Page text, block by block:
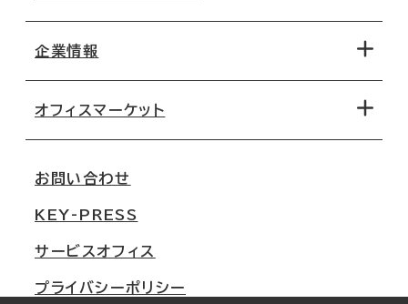
地図から探す
路線・駅から探す
移転コストシミュレーション
移転スケジュール
オフィス移転Q&A
企業情報
オフィスマーケット
大阪
名古屋
札幌
お問い合わせ
KEY-PRESS
サービスオフィス
プライバシーポリシー